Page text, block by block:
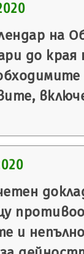
на
до края
и